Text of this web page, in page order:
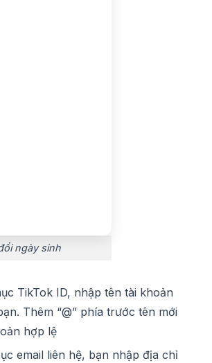
ngày sinh
TikTok ID, nhập tên tài khoản
Thêm “@” phía trước tên mới
hợp lệ
email liên hệ, bạn nhập địa chỉ